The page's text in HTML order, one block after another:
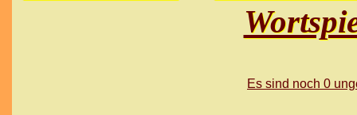
Es sind noch 0